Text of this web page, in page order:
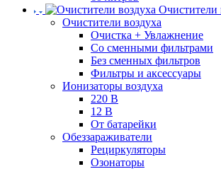
Очистители
Очистители воздуха
Очистка + Увлажнение
Cо сменными фильтрами
Без сменных фильтров
Фильтры и аксессуары
Ионизаторы воздуха
220 В
12 В
От батарейки
Обеззараживатели
Рециркуляторы
Озонаторы